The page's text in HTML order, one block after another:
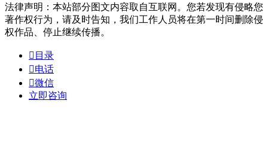
法律声明：本站部分图文内容取自互联网。您若发现有侵略您
著作权行为，请及时告知，我们工作人员将在第一时间删除侵
权作品、停止继续传播。
 目录
电话
微信
立即咨询